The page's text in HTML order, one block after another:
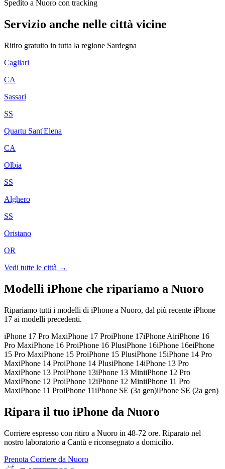
Spedito a Nuoro con tracking
Servizio anche nelle città vicine
Ritiro gratuito in tutta la regione Sardegna
Cagliari
CA
Sassari
SS
Quartu Sant'Elena
CA
Olbia
SS
Alghero
SS
Oristano
OR
Vedi tutte le città →
Modelli iPhone che ripariamo a Nuoro
Ripariamo tutti i modelli di iPhone a Nuoro, dal più recente iPhone
17 ai modelli precedenti.
iPhone 17 Pro MaxiPhone 17 ProiPhone 17iPhone AiriPhone 16
Pro MaxiPhone 16 ProiPhone 16 PlusiPhone 16iPhone 16eiPhone
15 Pro MaxiPhone 15 ProiPhone 15 PlusiPhone 15iPhone 14 Pro
MaxiPhone 14 ProiPhone 14 PlusiPhone 14iPhone 13 Pro
MaxiPhone 13 ProiPhone 13iPhone 13 MiniiPhone 12 Pro
MaxiPhone 12 ProiPhone 12iPhone 12 MiniiPhone 11 Pro
MaxiPhone 11 ProiPhone 11iPhone SE (3a gen)iPhone SE (2a gen)
Ripara il tuo iPhone da Nuoro
Corriere espresso con ritiro a Nuoro in 48-72 ore. Riparato nel
nostro laboratorio a Cantù e riconsegnato a domicilio.
Prenota Corriere da Nuoro